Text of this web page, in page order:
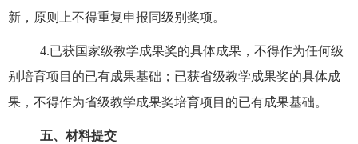
新，原则上不得重复申报同级别奖项。
4.已获国家级教学成果奖的具体成果，不得作为任何级
别培育项目的已有成果基础；已获省级教学成果奖的具体成
果，不得作为省级教学成果奖培育项目的已有成果基础。
五、材料提交